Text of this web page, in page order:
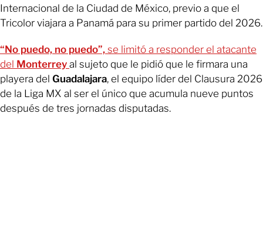
Internacional de la Ciudad de México, previo a que el
Tricolor viajara a Panamá para su primer partido del 2026.
“No puedo, no puedo”, se limitó a responder el atacante
del Monterrey al sujeto que le pidió que le firmara una
playera del Guadalajara, el equipo líder del Clausura 2026
de la Liga MX al ser el único que acumula nueve puntos
después de tres jornadas disputadas.